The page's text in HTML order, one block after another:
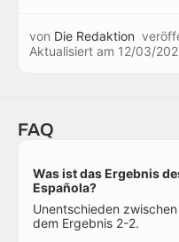
von Die Redaktion
Aktualisiert am 12/03/
FAQ
Was ist das Ergebnis
Española?
Unentschieden
dem Ergebnis 2-2.